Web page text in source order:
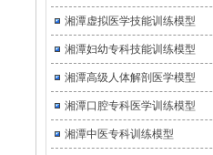
湘潭虚拟医学技能训练模型
湘潭妇幼专科技能训练模型
湘潭高级人体解剖医学模型
湘潭口腔专科医学训练模型
湘潭中医专科训练模型